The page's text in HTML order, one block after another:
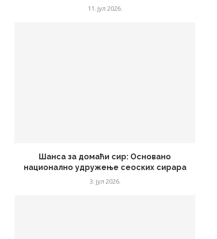
11. јул 2026.
Шанса за домаћи сир: Основано
национално удружење сеоских сирара
3. јул 2026.